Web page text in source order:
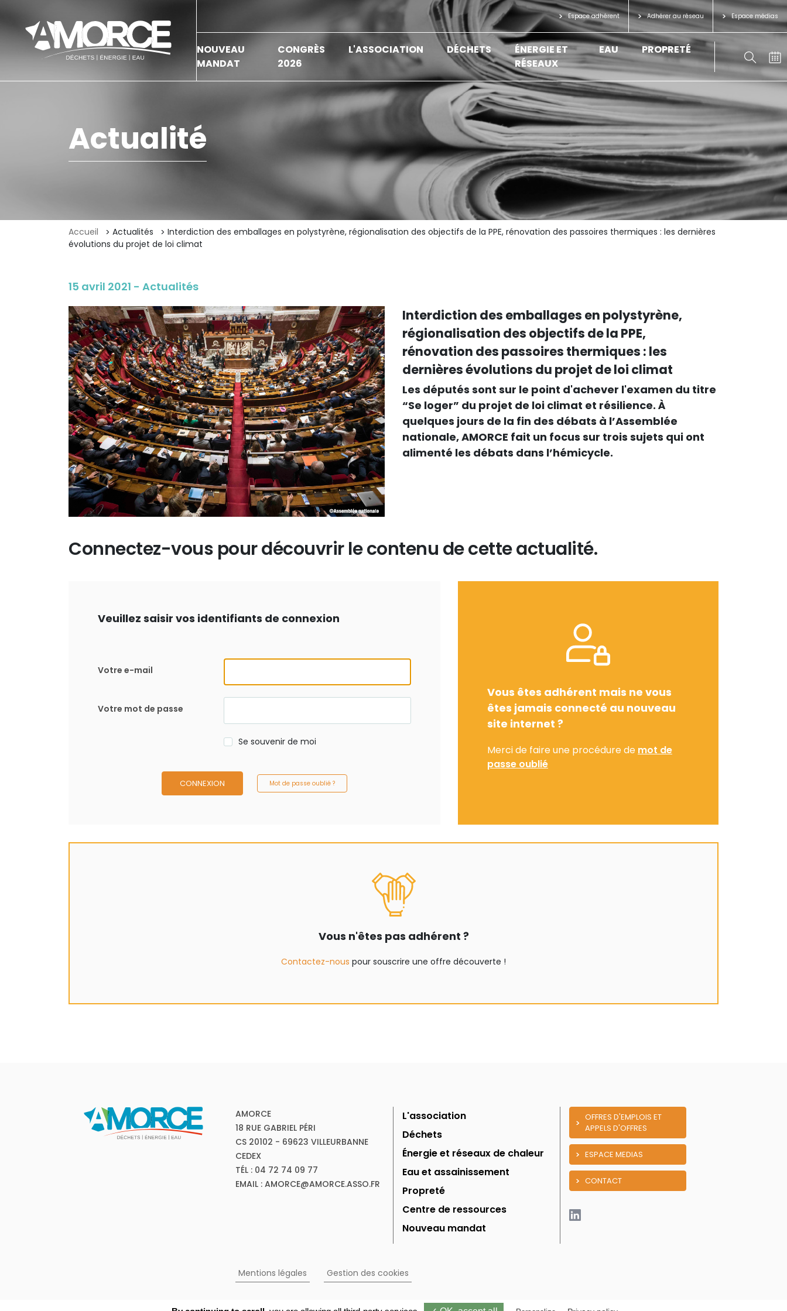
Espace adhérent Adhérer au réseau Espace médias
NOUVEAU
MANDAT
CONGRÈS
2026
L'ASSOCIATION DÉCHETS
ÉNERGIE ET
RÉSEAUX
EAU PROPRETÉ
Actualité
Accueil Actualités
Interdiction des emballages en polystyrène, régionalisation des objectifs de la PPE, rénovation des passoires thermiques : les dernières
évolutions du projet de loi climat
15 avril 2021 - Actualités
Interdiction des emballages en polystyrène,
régionalisation des objectifs de la PPE,
rénovation des passoires thermiques : les
dernières évolutions du projet de loi climat
Les députés sont sur le point d'achever l'examen du titre
“Se loger” du projet de loi climat et résilience. À
quelques jours de la fin des débats à l’Assemblée
nationale, AMORCE fait un focus sur trois sujets qui ont
alimenté les débats dans l’hémicycle.
Connectez-vous pour découvrir le contenu de cette actualité.
Veuillez saisir vos identifiants de connexion
Votre e-mail
Votre mot de passe
Se souvenir de moi
CONNEXION Mot de passe oublié ?
Vous êtes adhérent mais ne vous
êtes jamais connecté au nouveau
site internet ?
Merci de faire une procédure de mot de
passe oublié
Vous n'êtes pas adhérent ?
Contactez-nous pour souscrire une offre découverte !
AMORCE
18 RUE GABRIEL PÉRI
CS 20102 - 69623 VILLEURBANNE
CEDEX
TÉL : 04 72 74 09 77
EMAIL : AMORCE@AMORCE.ASSO.FR
L'association
Déchets
Énergie et réseaux de chaleur
Eau et assainissement
Propreté
Centre de ressources
Nouveau mandat
OFFRES D'EMPLOIS ET
APPELS D'OFFRES
ESPACE MEDIAS
CONTACT
Mentions légales Gestion des cookies